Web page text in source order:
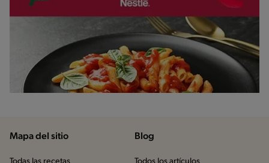
Mapa del sitio Blog